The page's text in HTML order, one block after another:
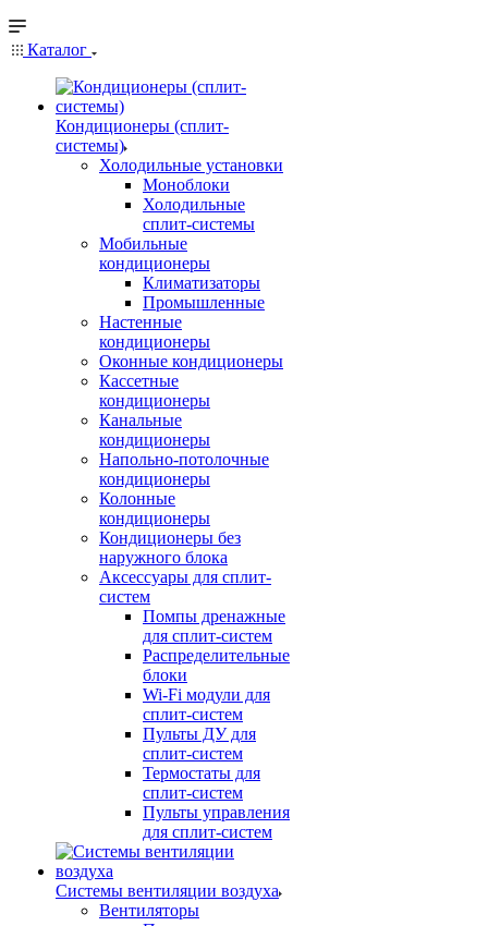
Каталог
Кондиционеры (сплит-
системы)
Холодильные установки
Моноблоки
Холодильные
сплит-системы
Мобильные
кондиционеры
Климатизаторы
Промышленные
Настенные
кондиционеры
Оконные кондиционеры
Кассетные
кондиционеры
Канальные
кондиционеры
Напольно-потолочные
кондиционеры
Колонные
кондиционеры
Кондиционеры без
наружного блока
Аксессуары для сплит-
систем
Помпы дренажные
для сплит-систем
Распределительные
блоки
Wi-Fi модули для
сплит-систем
Пульты ДУ для
сплит-систем
Термостаты для
сплит-систем
Пульты управления
для сплит-систем
Системы вентиляции воздуха
Вентиляторы